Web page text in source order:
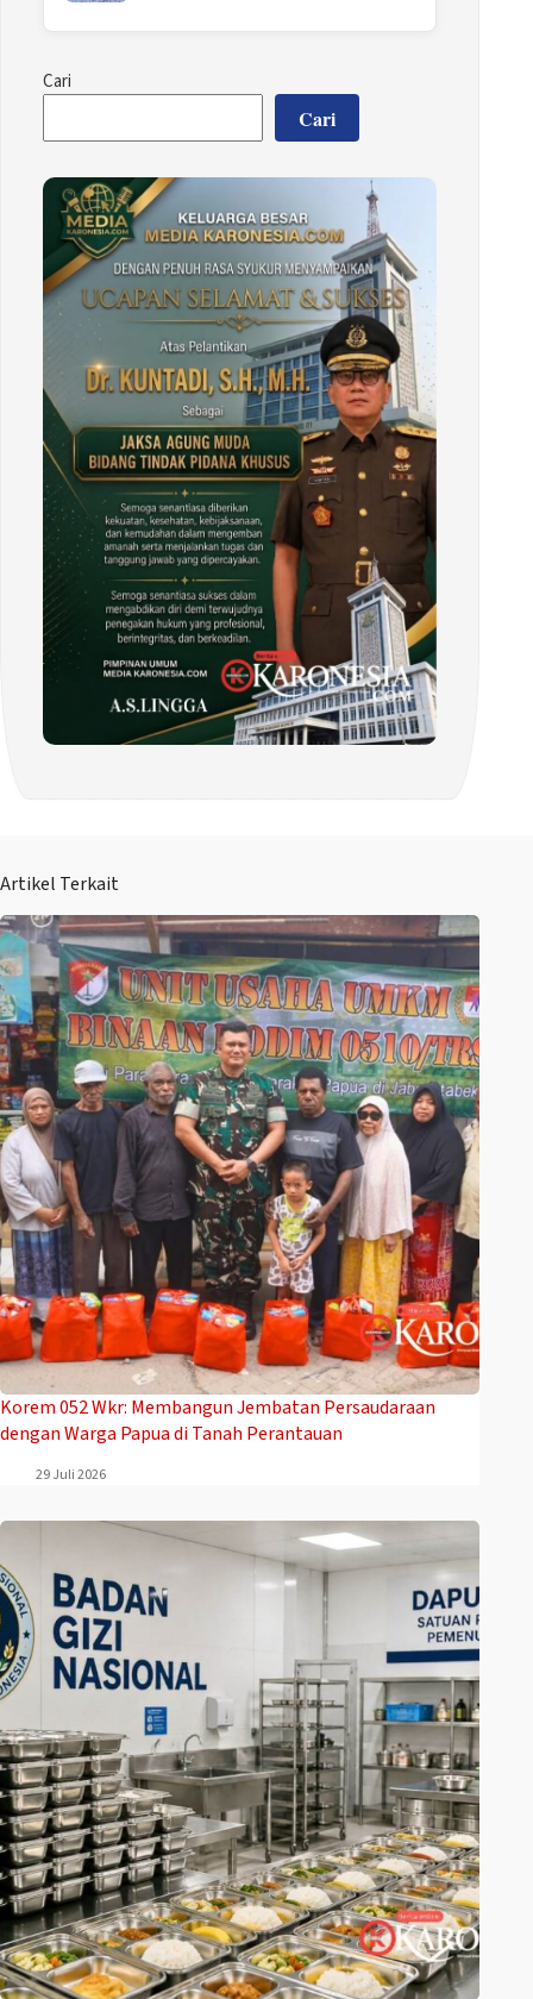
Cari
Cari
Artikel Terkait
Korem 052 Wkr: Membangun Jembatan Persaudaraan
dengan Warga Papua di Tanah Perantauan
29 Juli 2026